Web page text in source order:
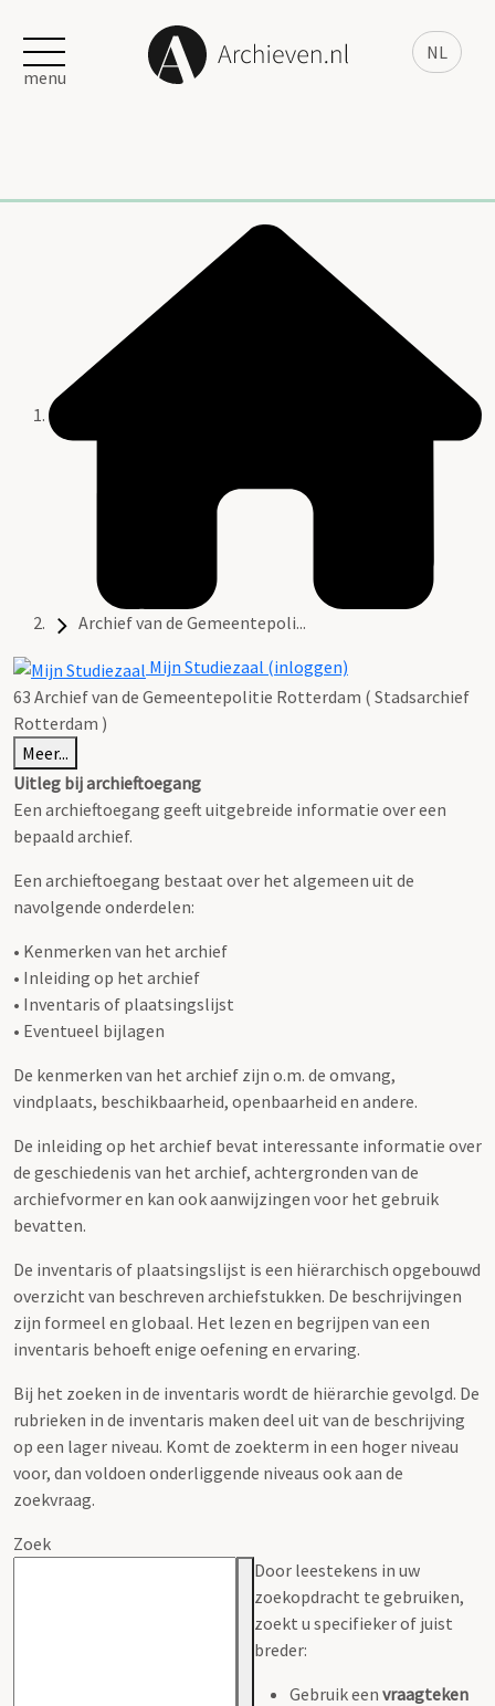
NL
menu
Archief van de Gemeentepoli...
Mijn Studiezaal (inloggen)
63 Archief van de Gemeentepolitie Rotterdam ( Stadsarchief
Rotterdam )
Meer...
Uitleg bij archieftoegang
Een archieftoegang geeft uitgebreide informatie over een
bepaald archief.
Een archieftoegang bestaat over het algemeen uit de
navolgende onderdelen:
• Kenmerken van het archief
• Inleiding op het archief
• Inventaris of plaatsingslijst
• Eventueel bijlagen
De kenmerken van het archief zijn o.m. de omvang,
vindplaats, beschikbaarheid, openbaarheid en andere.
De inleiding op het archief bevat interessante informatie over
de geschiedenis van het archief, achtergronden van de
archiefvormer en kan ook aanwijzingen voor het gebruik
bevatten.
De inventaris of plaatsingslijst is een hiërarchisch opgebouwd
overzicht van beschreven archiefstukken. De beschrijvingen
zijn formeel en globaal. Het lezen en begrijpen van een
inventaris behoeft enige oefening en ervaring.
Bij het zoeken in de inventaris wordt de hiërarchie gevolgd. De
rubrieken in de inventaris maken deel uit van de beschrijving
op een lager niveau. Komt de zoekterm in een hoger niveau
voor, dan voldoen onderliggende niveaus ook aan de
zoekvraag.
Zoek
Door leestekens in uw
zoekopdracht te gebruiken,
zoekt u specifieker of juist
breder:
Gebruik een vraagteken